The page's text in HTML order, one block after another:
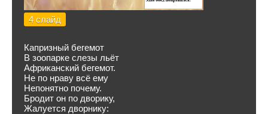
4 слайд
Капризный бегемот
В зоопарке слезы льёт
Африканский бегемот.
Не по нраву всё ему
Непонятно почему.
Бродит он по дворику,
Жалуется дворнику: